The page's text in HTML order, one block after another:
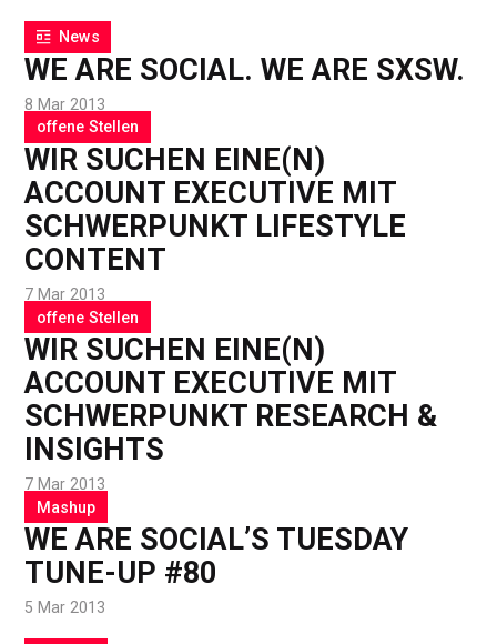
News
WE ARE SOCIAL. WE ARE SXSW.
8 Mar 2013
offene Stellen
WIR SUCHEN EINE(N)
ACCOUNT EXECUTIVE MIT
SCHWERPUNKT LIFESTYLE
CONTENT
7 Mar 2013
offene Stellen
WIR SUCHEN EINE(N)
ACCOUNT EXECUTIVE MIT
SCHWERPUNKT RESEARCH &
INSIGHTS
7 Mar 2013
Mashup
WE ARE SOCIAL’S TUESDAY
TUNE-UP #80
5 Mar 2013